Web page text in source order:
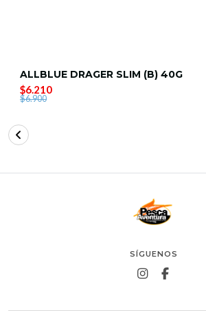
ALLBLUE DRAGER SLIM (B) 40G
$6.210
$6.900
SÍGUENOS